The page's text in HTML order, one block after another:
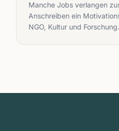
Manche Jobs verlangen
Anschreiben ein
NGO, Kultur und Forschung.